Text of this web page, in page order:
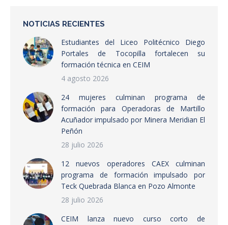
NOTICIAS RECIENTES
Estudiantes del Liceo Politécnico Diego
Portales de Tocopilla fortalecen su
formación técnica en CEIM
4 agosto 2026
24 mujeres culminan programa de
formación para Operadoras de Martillo
Acuñador impulsado por Minera Meridian El
Peñón
28 julio 2026
12 nuevos operadores CAEX culminan
programa de formación impulsado por
Teck Quebrada Blanca en Pozo Almonte
28 julio 2026
CEIM lanza nuevo curso corto de